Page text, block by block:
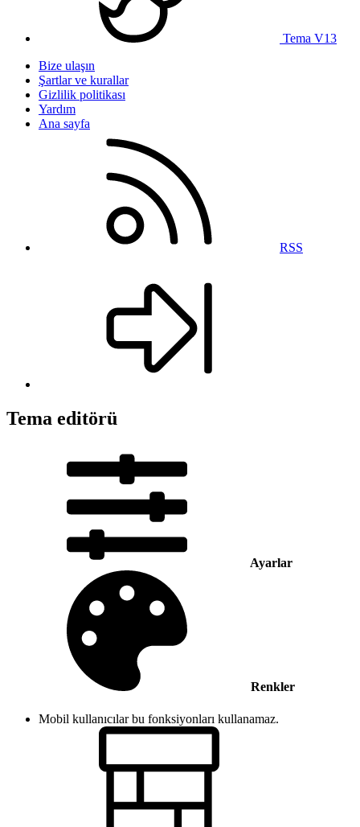
Tema V13
Bize ulaşın
Şartlar ve kurallar
Gizlilik politikası
Yardım
Ana sayfa
RSS
Tema editörü
Ayarlar
Renkler
Mobil kullanıcılar bu fonksiyonları kullanamaz.